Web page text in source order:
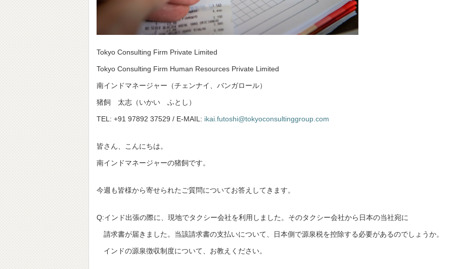
Tokyo Consulting Firm Private Limited
Tokyo Consulting Firm Human Resources Private Limited
南インドマネージャー（チェンナイ、バンガロール）
猪飼 太志（いかい ふとし）
TEL: +91 97892 37529 / E-MAIL: ikai.futoshi@tokyoconsultinggroup.com
皆さん、こんにちは。
南インドマネージャーの猪飼です。
今週も皆様から寄せられたご質問についてお答えしてきます。
Q:インド出張の際に、現地でタクシー会社を利用しました。そのタクシー会社から日本の当社宛に
請求書が届きました。当該請求書の支払いについて、日本側で源泉税を控除する必要があるのでしょうか。
インドの源泉徴収制度について、お教えください。